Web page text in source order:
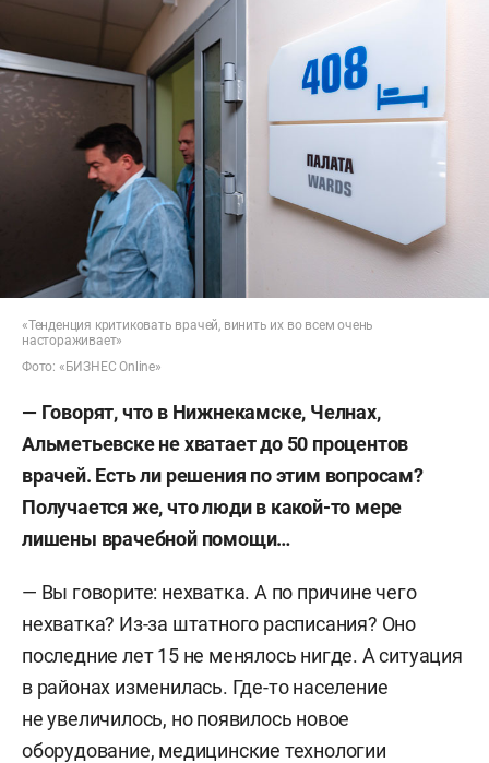
«Тенденция критиковать врачей, винить их во всем очень
настораживает»
Фото: «БИЗНЕС Online»
— Говорят, что в Нижнекамске, Челнах,
Альметьевске не хватает до 50 процентов
врачей. Есть ли решения по этим вопросам?
Получается же, что люди в какой-то мере
лишены врачебной помощи…
— Вы говорите: нехватка. А по причине чего
нехватка? Из-за штатного расписания? Оно
последние лет 15 не менялось нигде. А ситуация
в районах изменилась. Где-то население
не увеличилось, но появилось новое
оборудование, медицинские технологии